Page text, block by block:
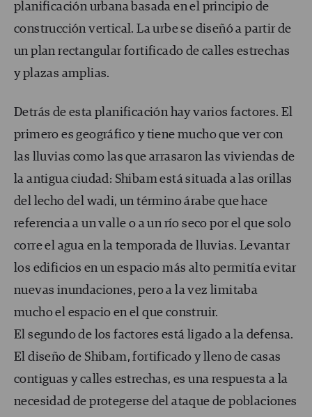
planificación urbana basada en el principio de
construcción vertical. La urbe se diseñó a partir de
un plan rectangular fortificado de calles estrechas
y plazas amplias.
Detrás de esta planificación hay varios factores. El
primero es geográfico y tiene mucho que ver con
las lluvias como las que arrasaron las viviendas de
la antigua ciudad: Shibam está situada a las orillas
del lecho del wadi, un término árabe que hace
referencia a un valle o a un río seco por el que solo
corre el agua en la temporada de lluvias. Levantar
los edificios en un espacio más alto permitía evitar
nuevas inundaciones, pero a la vez limitaba
mucho el espacio en el que construir.
El segundo de los factores está ligado a la defensa.
El diseño de Shibam, fortificado y lleno de casas
contiguas y calles estrechas, es una respuesta a la
necesidad de protegerse del ataque de poblaciones